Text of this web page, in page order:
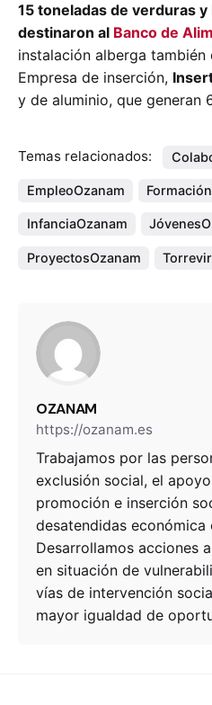
15 toneladas de verduras
destinaron al Banco de
instalación alberga también
Empresa de inserción,
y de aluminio, que generan
Temas relacionados:
EmpleoOzanam
InfanciaOzanam
ProyectosOzanam
OZANAM
https://ozanam.es
Trabajamos por las
exclusión social, el
promoción e inserción
desatendidas económica
Desarrollamos acciones
en situación de
vías de intervención
mayor igualdad de